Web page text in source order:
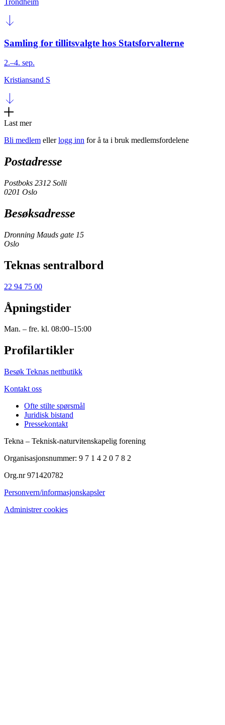
Samling for tillitsvalgte hos Statsforvalterne
2.–4. sep.
Kristiansand S
Last mer
Bli medlem ellerlogg inn for å ta i bruk medlemsfordelene
Postadresse
Postboks 2312 Solli
0201 Oslo
Besøksadresse
Dronning Mauds gate 15
Oslo
Teknas sentralbord
22 94 75 00
Åpningstider
Man. – fre. kl. 08:00–15:00
Profilartikler
Besøk Teknas nettbutikk
Kontakt oss
Ofte stilte spørsmål
Juridisk bistand
Pressekontakt
Tekna – Teknisk-naturvitenskapelig forening
Organisasjonsnummer: 9 7 1 4 2 0 7 8 2
Org.nr 971420782
Personvern/informasjonskapsler
Administrer cookies